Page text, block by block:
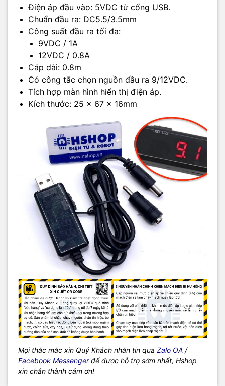
Điện áp đầu vào: 5VDC từ cổng USB.
Chuẩn đầu ra: DC5.5/3.5mm
Công suất đầu ra tối đa:
9VDC / 1A
12VDC / 0.8A
Cáp dài: 0.8m
Có công tắc chọn nguồn đầu ra 9/12VDC.
Tích hợp màn hình hiển thị điện áp.
Kích thước: 25 x 67 x 16mm
Mọi thắc mắc xin Quý Khách nhắn tin qua Zalo OA /
Facebook Messengerđể được hỗ trợ sớm nhất, Hshop
xin chân thành cảm ơn!